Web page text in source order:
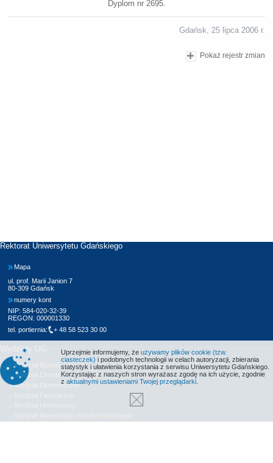
Dyplom nr 2695.
Gdańsk, 25 lipca 2006 r.
Pokaż rejestr zmian
Rektorat Uniwersytetu Gdańskiego
Mapa
ul. prof. Marii Janion 7
80-309 Gdańsk
numery kont
NIP: 584-020-32-39
REGON: 000001330
tel. portiernia:
+ 48 58 523 30 00
Wydziały UG
Wydział Biologii
Wydział Chemii
Wydział Ekonomiczny
Uprzejmie informujemy, że używamy plików cookie (tzw.
ciasteczek) i podobnych technologii w celach autoryzacji, zbierania
statystyk i ułatwienia korzystania z serwisu Uniwersytetu Gdańskiego.
Korzystając z naszych stron wyrażasz zgodę na ich użycie, zgodnie
z aktualnymi ustawieniami Twojej przeglądarki